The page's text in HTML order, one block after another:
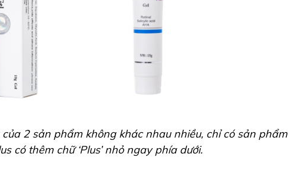
2 sản phẩm không khác nhau nhiều, chỉ có sản phẩm
có thêm chữ ‘Plus’ nhỏ ngay phía dưới.